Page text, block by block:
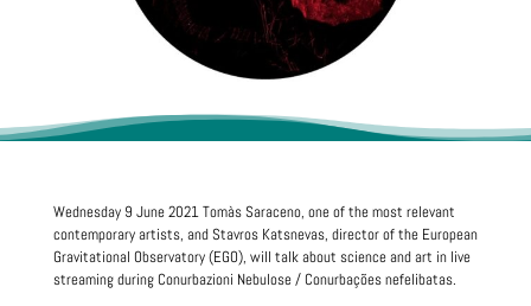
Wednesday 9 June 2021 Tomàs Saraceno, one of the most relevant
contemporary artists, and Stavros Katsnevas, director of the European
Gravitational Observatory (EGO), will talk about science and art in live
streaming during Conurbazioni Nebulose / Conurbações nefelibatas.